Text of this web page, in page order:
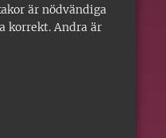
är nödvändiga
korrekt. Andra är